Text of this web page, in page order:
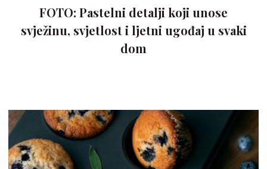
FOTO: Pastelni detalji koji unose
svježinu, svjetlost i ljetni ugođaj u svaki
dom